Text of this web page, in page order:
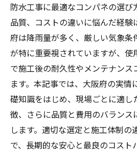
防水工事に最適なコンパネの選び
品質、コストの違いに悩んだ経験
府は降雨量が多く、厳しい気象条
が特に重要視されていますが、使
で施工後の耐久性やメンテナンス
ます。本記事では、大阪府の実情
礎知識をはじめ、現場ごとに適し
徴、さらに品質と費用のバランス
します。適切な選定と施工体制の
で、長期的な安心と最良のコスト